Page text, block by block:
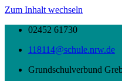
Zum Inhalt wechseln
02452 61730
118114@schule.nrw.de
Grundschulverbund